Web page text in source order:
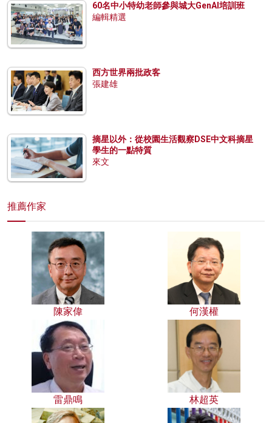
60名中小特幼老師參與城大GenAI培訓班
編輯精選
西方世界兩批政客
張建雄
摘星以外：從校園生活觀察DSE中文科摘星
學生的一點特質
來文
推薦作家
陳家偉 何漢權
雷鼎鳴 林超英